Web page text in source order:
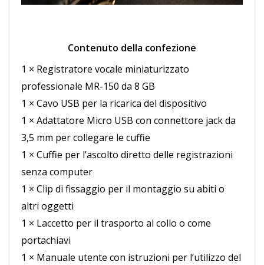
Contenuto della confezione
1 × Registratore vocale miniaturizzato
professionale MR-150 da 8 GB
1 × Cavo USB per la ricarica del dispositivo
1 × Adattatore Micro USB con connettore jack da
3,5 mm per collegare le cuffie
1 × Cuffie per l’ascolto diretto delle registrazioni
senza computer
1 × Clip di fissaggio per il montaggio su abiti o
altri oggetti
1 × Laccetto per il trasporto al collo o come
portachiavi
1 × Manuale utente con istruzioni per l’utilizzo del